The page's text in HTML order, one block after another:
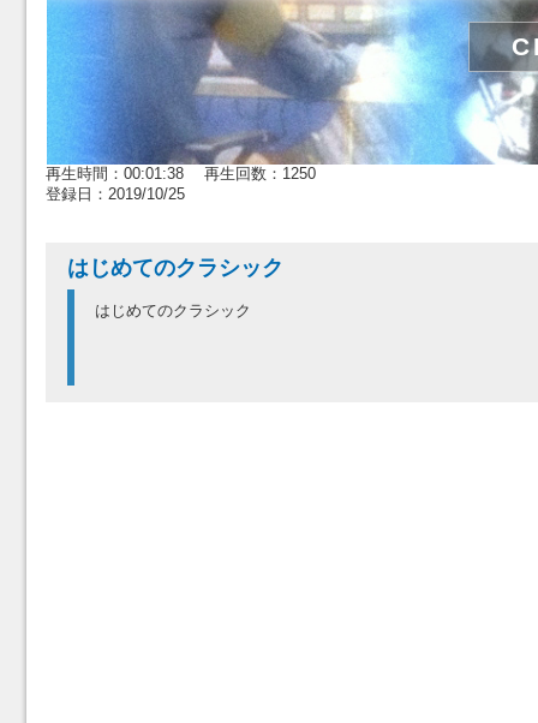
再生時間：00:01:38 再生回数：1250
登録日：2019/10/25
はじめてのクラシック
はじめてのクラシック